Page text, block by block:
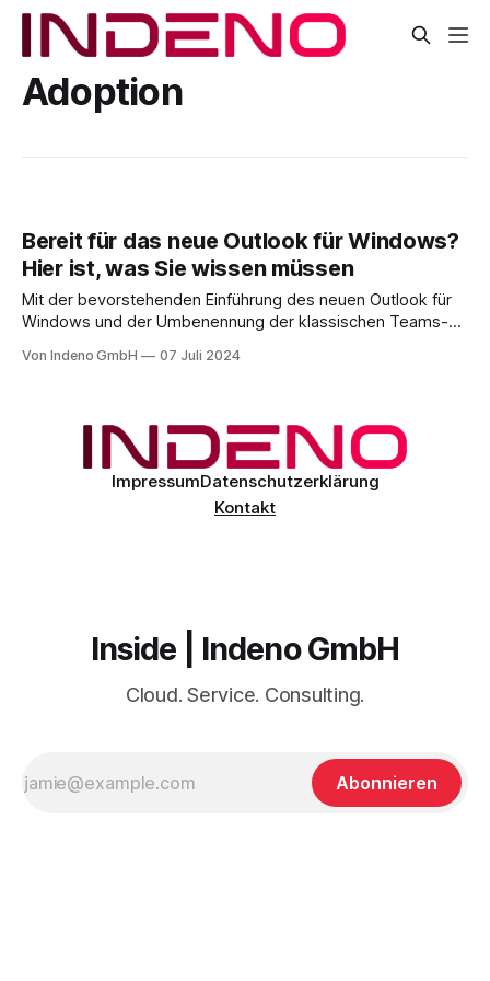
Adoption
Bereit für das neue Outlook für Windows?
Hier ist, was Sie wissen müssen
Mit der bevorstehenden Einführung des neuen Outlook für
Windows und der Umbenennung der klassischen Teams-
Microsoft hat den Message Center Hinweis MC803006
bekannt als „Monarch“ Client) kurz
Von Indeno GmbH 07 Juli 2024
ImpressumDatenschutzerklärung
Kontakt
Inside | Indeno GmbH
Cloud. Service. Consulting.
Abonnieren